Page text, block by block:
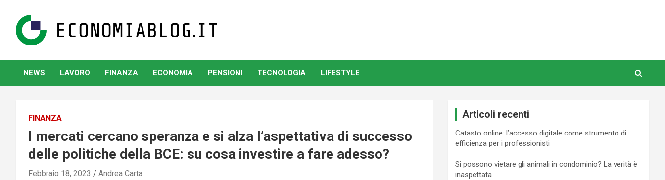
content
www.economiablog.it
NEWS LAVORO FINANZA ECONOMIA PENSIONI TECNOLOGIA LIFESTYLE
FINANZA
I mercati cercano speranza e si alza l’aspettativa di successo
delle politiche della BCE: su cosa investire a fare adesso?
Febbraio 18, 2023 Andrea Carta
Articoli recenti
Catasto online: l’accesso digitale come strumento di
efficienza per i professionisti
Si possono vietare gli animali in condominio? La verità è
inaspettata